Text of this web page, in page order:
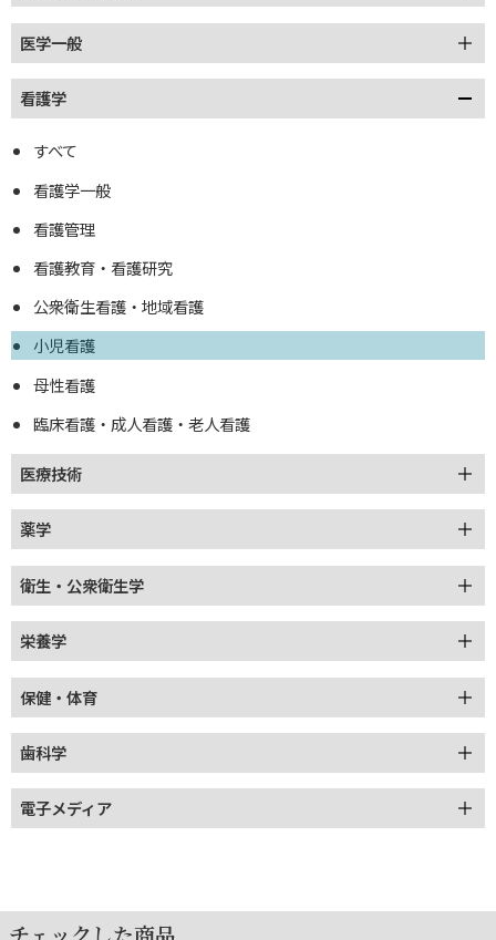
医学一般
看護学
すべて
看護学一般
看護管理
看護教育・看護研究
公衆衛生看護・地域看護
小児看護
母性看護
臨床看護・成人看護・老人看護
医療技術
薬学
衛生・公衆衛生学
栄養学
保健・体育
歯科学
電子メディア
チェックした商品